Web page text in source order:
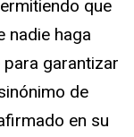
que
nadie haga
para garantizar
de
en su